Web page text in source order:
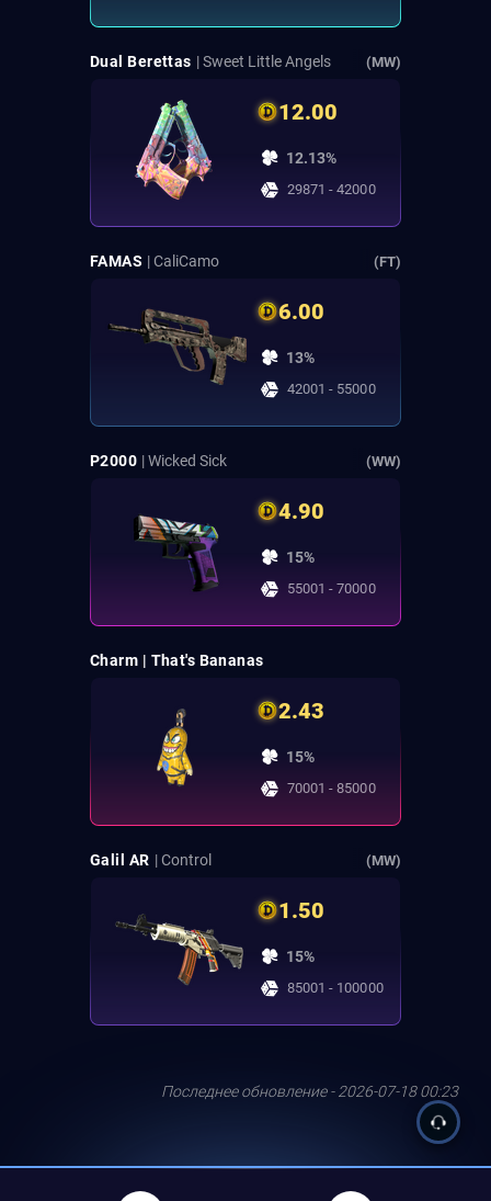
Dual Berettas | Sweet Little Angels (MW)
12.00
12.13%
29871 - 42000
FAMAS | CaliCamo (FT)
6.00
13%
42001 - 55000
P2000 | Wicked Sick (WW)
4.90
15%
55001 - 70000
Charm | That's Bananas
2.43
15%
70001 - 85000
Galil AR | Control (MW)
1.50
15%
85001 - 100000
Последнее обновление - 2026-07-18 00:23